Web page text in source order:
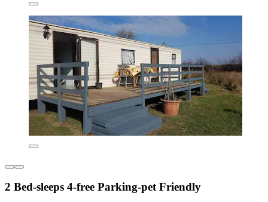
2 Bed-sleeps 4-free Parking-pet Friendly